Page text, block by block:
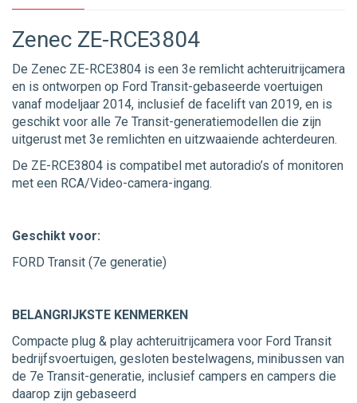
Zenec ZE-RCE3804
De Zenec ZE-RCE3804 is een 3e remlicht achteruitrijcamera
en is ontworpen op Ford Transit-gebaseerde voertuigen
vanaf modeljaar 2014, inclusief de facelift van 2019, en is
geschikt voor alle 7e Transit-generatiemodellen die zijn
uitgerust met 3e remlichten en uitzwaaiende achterdeuren.
De ZE-RCE3804 is compatibel met autoradio’s of monitoren
met een RCA/Video-camera-ingang.
Geschikt voor:
FORD Transit (7e generatie)
BELANGRIJKSTE KENMERKEN
Compacte plug & play achteruitrijcamera voor Ford Transit
bedrijfsvoertuigen, gesloten bestelwagens, minibussen van
de 7e Transit-generatie, inclusief campers en campers die
daarop zijn gebaseerd